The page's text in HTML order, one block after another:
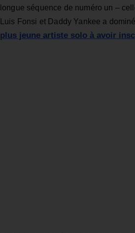
longue séquence de numéro un –
Luis Fonsi et Daddy Yankee a
plus jeune artiste solo à avoir